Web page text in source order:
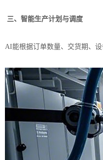
三、智能生产计划与调度
AI能根据订单数量、交货期、